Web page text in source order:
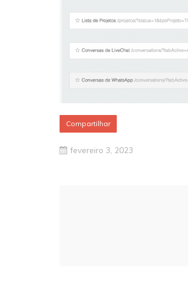
Compartilhar
fevereiro 3, 2023